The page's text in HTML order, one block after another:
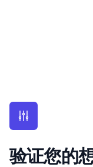
验证您的